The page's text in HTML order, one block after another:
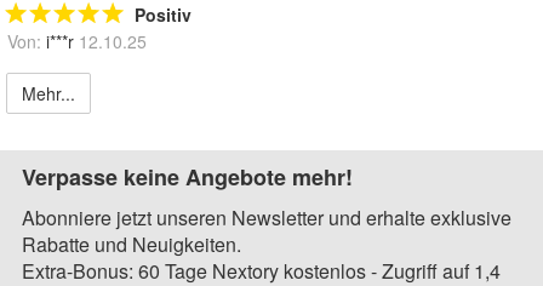
Positiv
Von: i***r 12.10.25
Mehr...
Verpasse keine Angebote mehr!
Abonniere jetzt unseren Newsletter und erhalte exklusive
Rabatte und Neuigkeiten.
Extra-Bonus: 60 Tage Nextory kostenlos - Zugriff auf 1,4